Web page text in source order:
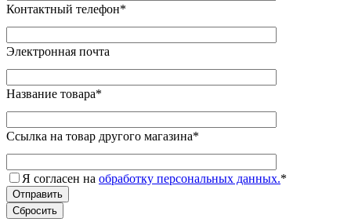
Контактный телефон*
Электронная почта
Название товара*
Ссылка на товар другого магазина*
Я согласен на обработку персональных данных.*